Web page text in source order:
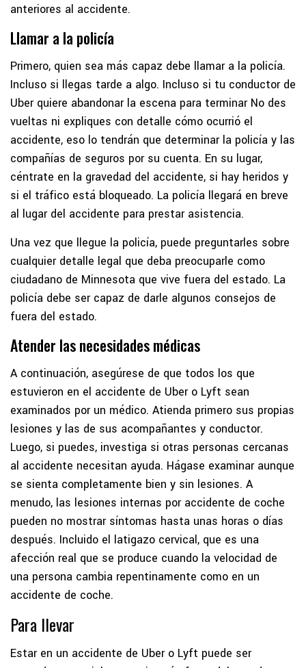
anteriores al accidente.
Llamar a la policía
Primero, quien sea más capaz debe llamar a la policía.
Incluso si llegas tarde a algo. Incluso si tu conductor de
Uber quiere abandonar la escena para terminar No des
vueltas ni expliques con detalle cómo ocurrió el
accidente, eso lo tendrán que determinar la policía y las
compañías de seguros por su cuenta. En su lugar,
céntrate en la gravedad del accidente, si hay heridos y
si el tráfico está bloqueado. La policía llegará en breve
al lugar del accidente para prestar asistencia.
Una vez que llegue la policía, puede preguntarles sobre
cualquier detalle legal que deba preocuparle como
ciudadano de Minnesota que vive fuera del estado. La
policía debe ser capaz de darle algunos consejos de
fuera del estado.
Atender las necesidades médicas
A continuación, asegúrese de que todos los que
estuvieron en el accidente de Uber o Lyft sean
examinados por un médico. Atienda primero sus propias
lesiones y las de sus acompañantes y conductor.
Luego, si puedes, investiga si otras personas cercanas
al accidente necesitan ayuda. Hágase examinar aunque
se sienta completamente bien y sin lesiones. A
menudo, las lesiones internas por accidente de coche
pueden no mostrar síntomas hasta unas horas o días
después. Incluido el latigazo cervical, que es una
afección real que se produce cuando la velocidad de
una persona cambia repentinamente como en un
accidente de coche.
Para llevar
Estar en un accidente de Uber o Lyft puede ser